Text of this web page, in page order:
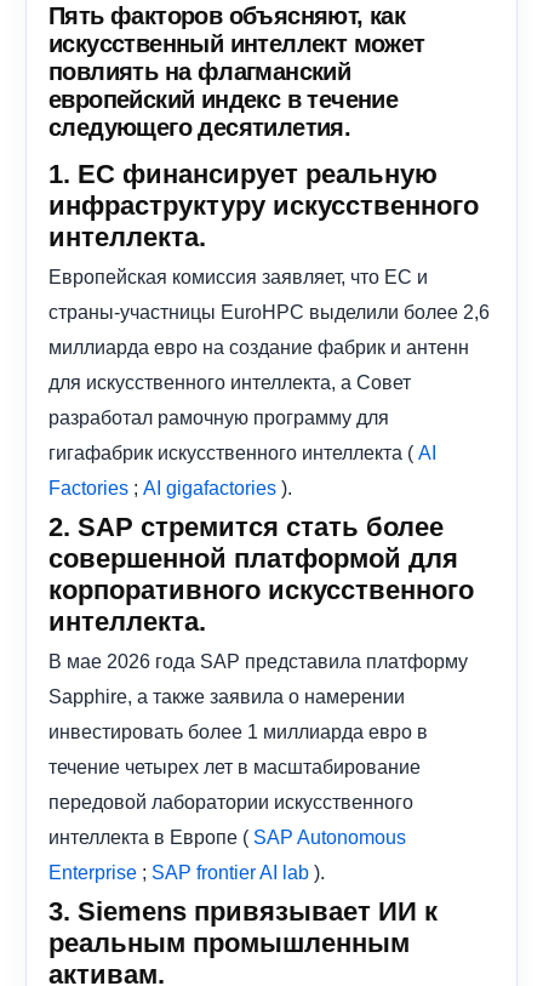
Пять факторов объясняют, как
искусственный интеллект может
повлиять на флагманский
европейский индекс в течение
следующего десятилетия.
1. ЕС финансирует реальную
инфраструктуру искусственного
интеллекта.
Европейская комиссия заявляет, что ЕС и
страны-участницы EuroHPC выделили более 2,6
миллиарда евро на создание фабрик и антенн
для искусственного интеллекта, а Совет
разработал рамочную программу для
гигафабрик искусственного интеллекта ( AI
Factories ; AI gigafactories ).
2. SAP стремится стать более
совершенной платформой для
корпоративного искусственного
интеллекта.
В мае 2026 года SAP представила платформу
Sapphire, а также заявила о намерении
инвестировать более 1 миллиарда евро в
течение четырех лет в масштабирование
передовой лаборатории искусственного
интеллекта в Европе ( SAP Autonomous
Enterprise ; SAP frontier AI lab ).
3. Siemens привязывает ИИ к
реальным промышленным
активам.